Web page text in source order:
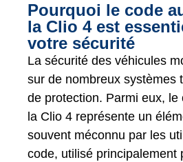
Pourquoi le code
la Clio 4 est
votre sécurité
La sécurité des véhicules
sur de nombreux systèmes
de protection. Parmi eux, le
la Clio 4 représente un
souvent méconnu par les
code, utilisé principalement